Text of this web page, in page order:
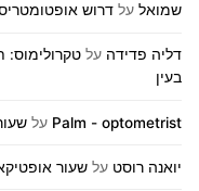
שמואל על דרוש
דליה פדידה על טקרולימוס:
בעין
Palm - optometrist על
יואנה רוסט על שעור